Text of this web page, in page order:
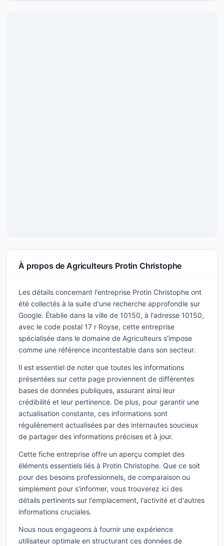
À propos de Agriculteurs Protin Christophe
Les détails concernant l'entreprise Protin Christophe ont
été collectés à la suite d'une recherche approfondie sur
Google. Établie dans la ville de 10150, à l'adresse 10150,
avec le code postal 17 r Royse, cette entreprise
spécialisée dans le domaine de Agriculteurs s'impose
comme une référence incontestable dans son secteur.
Il est essentiel de noter que toutes les informations
présentées sur cette page proviennent de différentes
bases de données publiques, assurant ainsi leur
crédibilité et leur pertinence. De plus, pour garantir une
actualisation constante, ces informations sont
régulièrement actualisées par des internautes soucieux
de partager des informations précises et à jour.
Cette fiche entreprise offre un aperçu complet des
éléments essentiels liés à Protin Christophe. Que ce soit
pour des besoins professionnels, de comparaison ou
simplement pour s'informer, vous trouverez ici des
détails pertinents sur l'emplacement, l'activité et d'autres
informations cruciales.
Nous nous engageons à fournir une expérience
utilisateur optimale en structurant ces données de